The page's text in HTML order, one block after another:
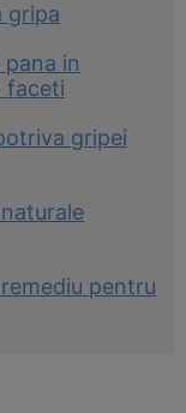
gripa
in
faceti
gripei
pentru